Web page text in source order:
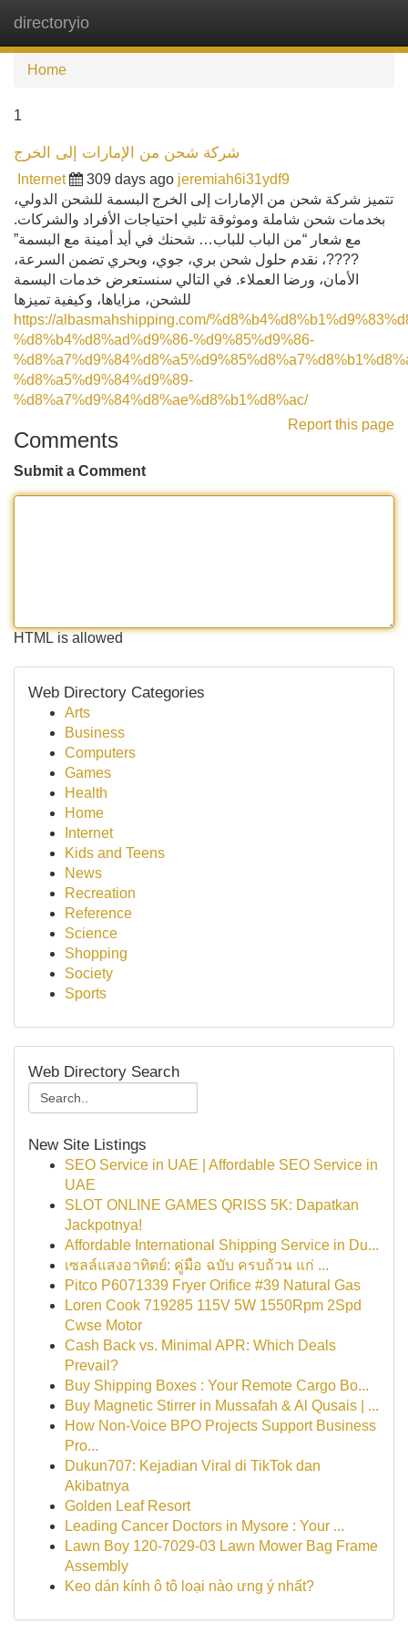
directoryio
Home
1
شركة شحن من الإمارات إلى الخرج
Internet 309 days ago jeremiah6i31ydf9
تتميز شركة شحن من الإمارات إلى الخرج البسمة للشحن الدولي،
بخدمات شحن شاملة وموثوقة تلبي احتياجات الأفراد والشركات.
مع شعار “من الباب للباب… شحنك في أيد أمينة مع البسمة”
????، نقدم حلول شحن بري، جوي، وبحري تضمن السرعة،
الأمان، ورضا العملاء. في التالي سنستعرض خدمات البسمة
للشحن، مزاياها، وكيفية تميزها
https://albasmahshipping.com/
%d8%b4%d8%ad%d9%86-%d9%85%d9%86-
%d8%a5%d9%84%d9%89-
%d8%a7%d9%84%d8%ae%d8%b1%d8%ac/
Report this page
Comments
Submit a Comment
HTML is allowed
Web Directory Categories
Arts
Business
Computers
Games
Health
Home
Internet
Kids and Teens
News
Recreation
Reference
Science
Shopping
Society
Sports
Web Directory Search
New Site Listings
SEO Service in UAE | Affordable SEO Service in
UAE
SLOT ONLINE GAMES QRISS 5K: Dapatkan
Jackpotnya!
Affordable International Shipping Service in Du...
เซลล์แสงอาทิตย์: คู่มือ ฉบับ ครบถ้วน แก่ ...
Pitco P6071339 Fryer Orifice #39 Natural Gas
Loren Cook 719285 115V 5W 1550Rpm 2Spd
Cwse Motor
Cash Back vs. Minimal APR: Which Deals
Prevail?
Buy Shipping Boxes : Your Remote Cargo Bo...
Buy Magnetic Stirrer in Mussafah & Al Qusais | ...
How Non-Voice BPO Projects Support Business
Pro...
Dukun707: Kejadian Viral di TikTok dan
Akibatnya
Golden Leaf Resort
Leading Cancer Doctors in Mysore : Your ...
Lawn Boy 120-7029-03 Lawn Mower Bag Frame
Assembly
Keo dán kính ô tô loại nào ưng ý nhất?